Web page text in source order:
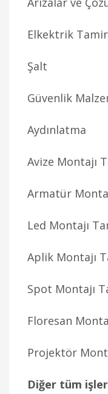
Elkektrik
Şalt
Güvenlik
Aydınlatma
Avize Montajı
Armatür
Led Montajı
Aplik Montajı
Spot Montajı
Floresan
Projektör
Diğer tüm